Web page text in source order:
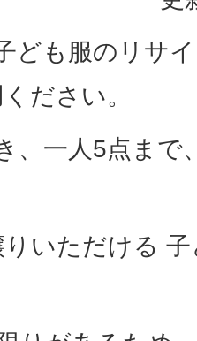
ども服のリサ
ださい。
、一人5点まで
いただける